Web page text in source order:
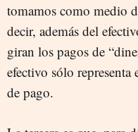
tomamos como medio
decir, además del
giran los pagos de
efectivo sólo
de pago.